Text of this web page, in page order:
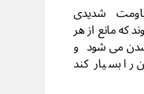
شدیدی
که مانع از هر
می شود و
را بسیار کند